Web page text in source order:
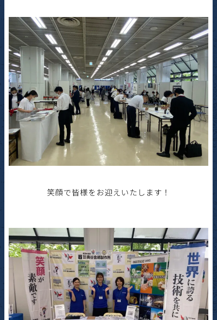
笑顔で皆様をお迎えいたします！